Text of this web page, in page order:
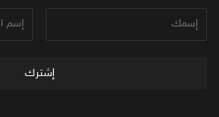
إسمك
إسم
العائلة